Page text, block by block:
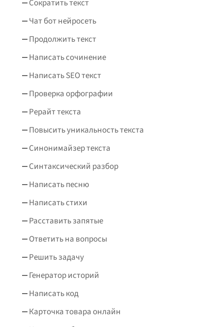
Сократить текст
Чат бот нейросеть
Продолжить текст
Написать сочинение
Написать SEO текст
Проверка орфографии
Рерайт текста
Повысить уникальность текста
Синонимайзер текста
Синтаксический разбор
Написать песню
Написать стихи
Расставить запятые
Ответить на вопросы
Решить задачу
Генератор историй
Написать код
Карточка товара онлайн